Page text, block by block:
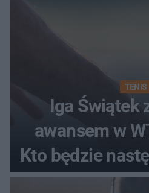
TENIS
Iga Świątek
awansem w
Kto będzie